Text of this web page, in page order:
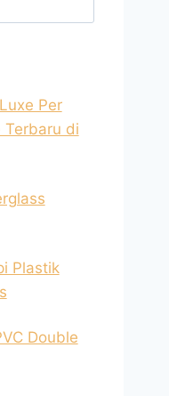
Per
Terbaru di
Plastik
Double